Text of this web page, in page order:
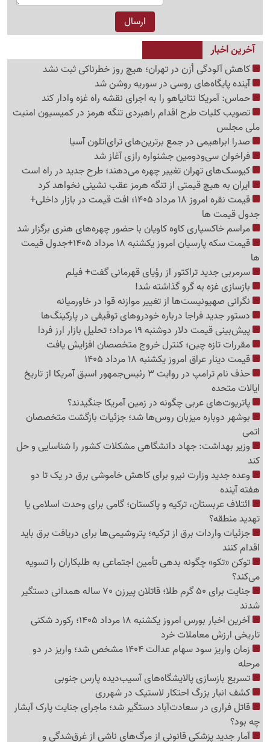
آخرین اخبار
کاهش آلودگی اُزن در تهران؛ هیچ روز خطرناکی ثبت نشد
آینده پایگاه‌های روسی در سوریه روشن شد
حماس: آمریکا نتانیاهو را به اجرای نقشه راه غزه وادار کند
تصویب کلیات طرح اقدام راهبردی تنگه هرمز در کمیسیون امنیت
ملی مجلس
صدرا ابراهیمی در جمع برترین‌های ترای‌اتلون آسیا
فراخوان سی‌ودومین جشنواره رازی آغاز شد
کیوسک‌های تهران تغییر چهره می‌دهند؛ طرح جدید در راه است
ایران به هیچ قیمتی از تنگه هرمز عقب نشینی نخواهد کرد
قیمت نقره امروز 18 مرداد 1405؛ افت قیمت در بازار داخلی+
جدول قیمت ها
مراسم خاکسپاری کاوه کاویان با حضور چهره‌های هنری برگزار شد
قیمت سکه پارسیان امروز یکشنبه 18 مرداد 1405+جدول قیمت
ها
سرمربی جدید تراکتور از رؤیای قهرمانی گفت+ فیلم
بازسازی غزه به گرو گذاشته شد!
نگرانی صهیونیست‌ها از تغییر موازنه قوا در خاورمیانه
دستور جدید فراجا درباره خودروهای توقیفی در پارکینگ‌ها
پیش‌بینی قیمت دلار دوشنبه 19 مرداد؛ تحلیل بازار ارز فردا
مقررات تازه چین؛ کنترل خروج متخصصان افزایش یافت
قیمت دینار عراق امروز یکشنبه 18 مرداد 1405
حذف نام ترامپ در روایت 3 رئیس‌جمهور اسبق آمریکا از تاریخ
ایالات متحده
پاتریوت‌های عربی چگونه در زمین آمریکا جنگیدند؟
بوشهر دوباره میزبان روس‌ها شد؛ جزئیات بازگشت متخصصان
اتمی
وزیر بهداشت: جهاد دانشگاهی مشکلات کشور را شناسایی و حل
کند
وعده جدید وزارت نیرو برای کاهش خاموشی برق در یک تا دو
هفته آینده
ائتلاف عربستان، ترکیه و پاکستان؛ گامی برای وحدت اسلامی یا
تهدید منطقه؟
جزئیات واردات برق از ترکیه؛ پتروشیمی‌ها برای دریافت برق باید
اقدام کنند
توکن «تکو» چگونه بدهی تأمین اجتماعی به طلبکاران را تسویه
می‌کند؟
جنایت برای 50 گرم طلا؛ قاتلان پیرزن 70 ساله همدانی دستگیر
شدند
آخرین اخبار بورس امروز یکشنبه 18 مرداد 1405؛ رکورد شکنی
تاریخی ارزش معاملات خرد
زمان واریز سود سهام عدالت 1404 مشخص شد؛ واریز در دو
مرحله
تسریع بازسازی پالایشگاه‌های آسیب‌دیده پارس جنوبی
کشف انبار بزرگ احتکار لاستیک در شهرری
قاتل فراری در سعادت‌آباد دستگیر شد؛ ماجرای جنایت پارک آبشار
چه بود؟
آمار جدید پزشکی قانونی از مرگ‌های ناشی از غرق‌شدگی و